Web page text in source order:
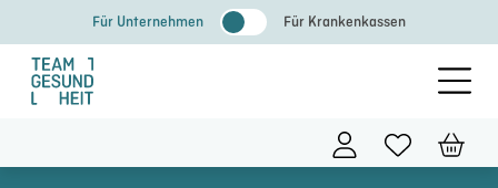
Inhalt
springen
Für Unternehmen Für Krankenkassen